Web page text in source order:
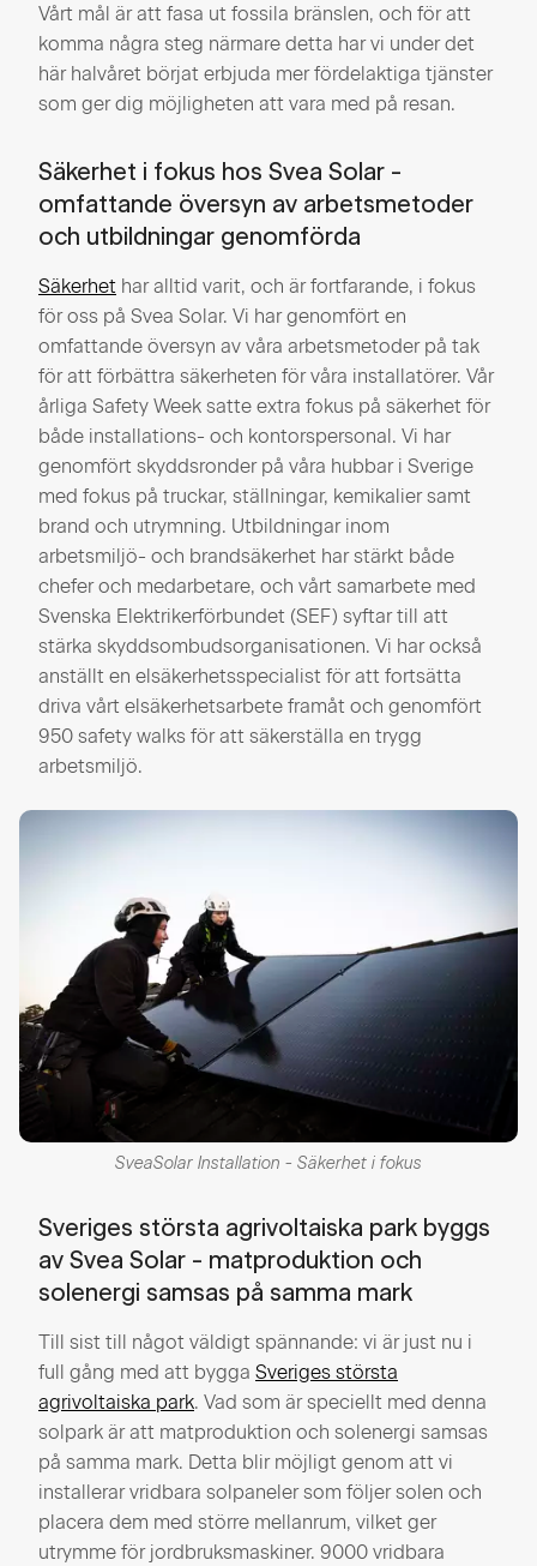
Vårt mål är att fasa ut fossila bränslen, och för att
komma några steg närmare detta har vi under det
här halvåret börjat erbjuda mer fördelaktiga tjänster
som ger dig möjligheten att vara med på resan.
Säkerhet i fokus hos Svea Solar -
omfattande översyn av arbetsmetoder
och utbildningar genomförda
Säkerhet har alltid varit, och är fortfarande, i fokus
för oss på Svea Solar. Vi har genomfört en
omfattande översyn av våra arbetsmetoder på tak
för att förbättra säkerheten för våra installatörer. Vår
årliga Safety Week satte extra fokus på säkerhet för
både installations- och kontorspersonal. Vi har
genomfört skyddsronder på våra hubbar i Sverige
med fokus på truckar, ställningar, kemikalier samt
brand och utrymning. Utbildningar inom
arbetsmiljö- och brandsäkerhet har stärkt både
chefer och medarbetare, och vårt samarbete med
Svenska Elektrikerförbundet (SEF) syftar till att
stärka skyddsombudsorganisationen. Vi har också
anställt en elsäkerhetsspecialist för att fortsätta
driva vårt elsäkerhetsarbete framåt och genomfört
950 safety walks för att säkerställa en trygg
arbetsmiljö.
SveaSolar Installation - Säkerhet i fokus
Sveriges största agrivoltaiska park byggs
av Svea Solar - matproduktion och
solenergi samsas på samma mark
Till sist till något väldigt spännande: vi är just nu i
full gång med att bygga Sveriges största
agrivoltaiska park. Vad som är speciellt med denna
solpark är att matproduktion och solenergi samsas
på samma mark. Detta blir möjligt genom att vi
installerar vridbara solpaneler som följer solen och
placera dem med större mellanrum, vilket ger
utrymme för jordbruksmaskiner. 9000 vridbara